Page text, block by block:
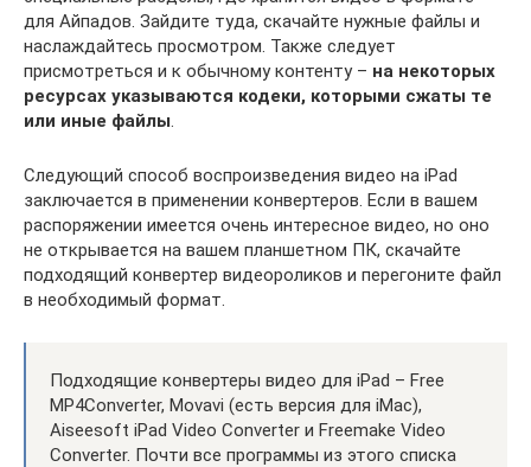
для Айпадов. Зайдите туда, скачайте нужные файлы и
наслаждайтесь просмотром. Также следует
присмотреться и к обычному контенту – на некоторых
ресурсах указываются кодеки, которыми сжаты те
или иные файлы.
Следующий способ воспроизведения видео на iPad
заключается в применении конвертеров. Если в вашем
распоряжении имеется очень интересное видео, но оно
не открывается на вашем планшетном ПК, скачайте
подходящий конвертер видеороликов и перегоните файл
в необходимый формат.
Подходящие конвертеры видео для iPad – Free
MP4Converter, Movavi (есть версия для iMac),
Aiseesoft iPad Video Converter и Freemake Video
Converter. Почти все программы из этого списка